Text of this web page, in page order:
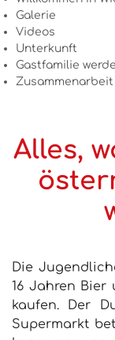
Galerie
Videos
Unterkunft
Gastfamilie
Zusammenarbeit
Alles,
Die
16 Jahren Bier
kaufen. Der
Supermarkt